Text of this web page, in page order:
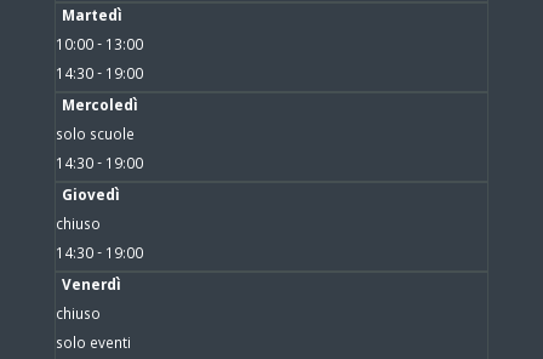
Martedì
10:00 - 13:00
14:30 - 19:00
Mercoledì
solo scuole
14:30 - 19:00
Giovedì
chiuso
14:30 - 19:00
Venerdì
chiuso
solo eventi